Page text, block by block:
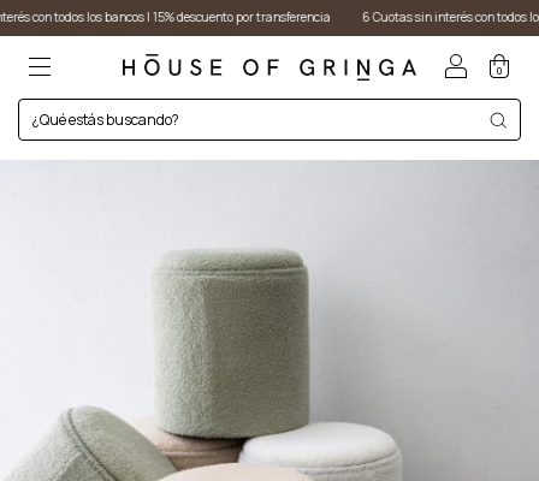
los bancos I 15% descuento por transferencia 6 Cuotas sin interés con todos los bancos I
0